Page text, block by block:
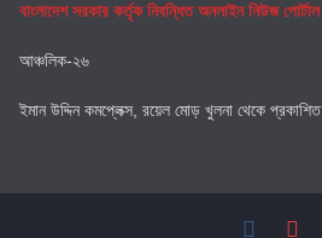
বাংলাদেশ সরকার কর্তৃক নিবন্ধিত অনলাইন নিউজ পোর্টাল
আঞ্চলিক-২৬
ইমান উদ্দিন কমপ্লেক্স, রয়েল মোড় খুলনা থেকে প্রকাশিত